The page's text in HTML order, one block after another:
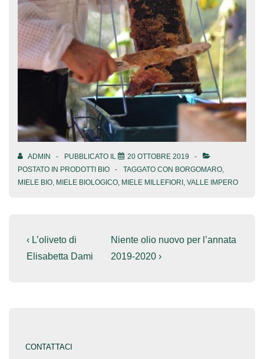
ADMIN PUBBLICATO IL
20 OTTOBRE 2019
POSTATO IN PRODOTTI BIO TAGGATO CON BORGOMARO
MIELE BIO MIELE BIOLOGICO MIELE MILLEFIORI VALLE IMPERO
Navigazione
articoli
L'articolo
precedente
‹ L’oliveto di
Elisabetta Dami
Il
prossimo
Niente olio nuovo per l’annata
2019-2020 ›
CONTATTACI